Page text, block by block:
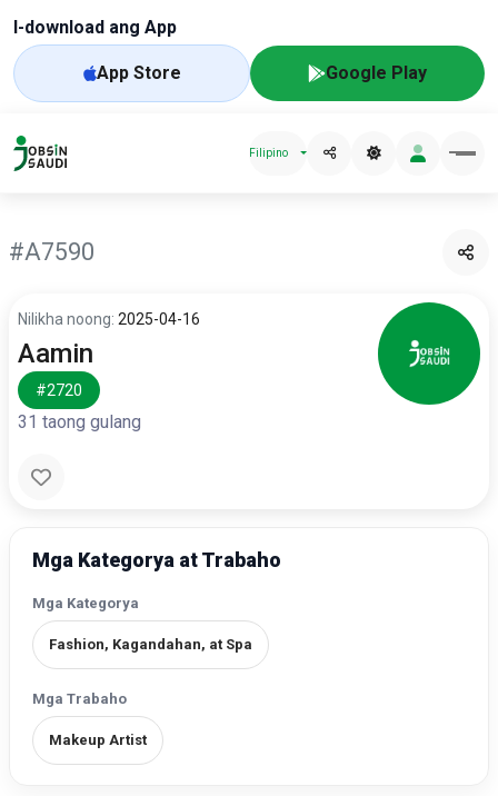
I-download ang App
App Store Google Play
Filipino
#A7590
Nilikha noong: 2025-04-16
Aamin
#2720
31 taong gulang
Mga Kategorya at Trabaho
Mga Kategorya
Fashion, Kagandahan, at Spa
Mga Trabaho
Makeup Artist